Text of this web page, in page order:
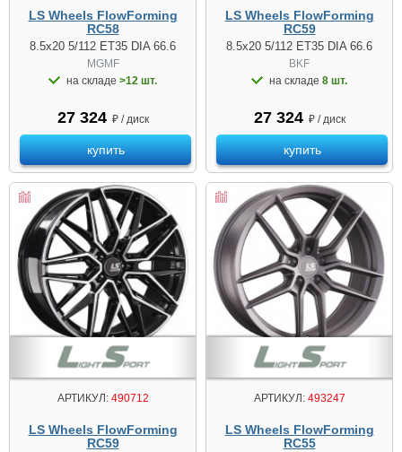
LS Wheels FlowForming
RC58
8.5x20 5/112 ET35 DIA 66.6
MGMF
на складе >12 шт.
27 324 ₽ / диск
купить
LS Wheels FlowForming
RC59
8.5x20 5/112 ET35 DIA 66.6
BKF
на складе 8 шт.
27 324 ₽ / диск
купить
АРТИКУЛ:490712
LS Wheels FlowForming
RC59
АРТИКУЛ:493247
LS Wheels FlowForming
RC55